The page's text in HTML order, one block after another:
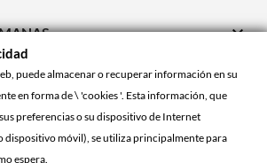


puede almacenar o recuperar información en su
en forma de \ 'cookies '. Esta información, que
preferencias o su dispositivo de Internet
dispositivo móvil), se utiliza principalmente para
espera.